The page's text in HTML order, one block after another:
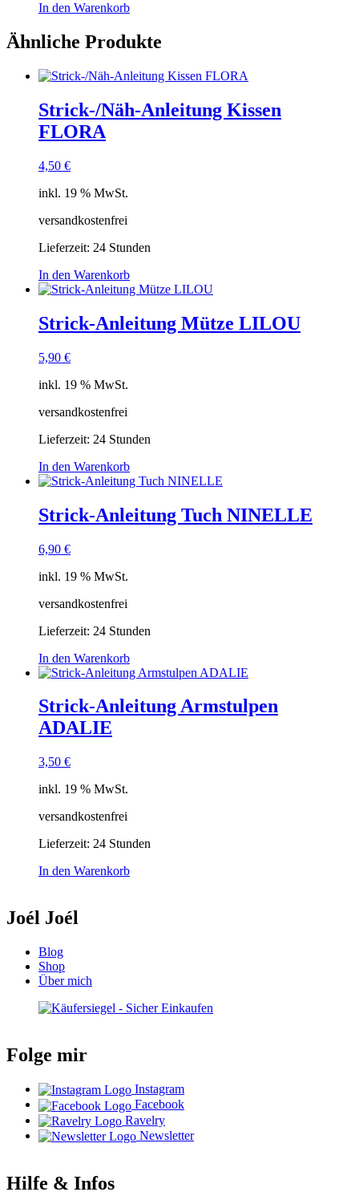
In den Warenkorb
Ähnliche Produkte
Strick-/Näh-Anleitung Kissen
FLORA
4,50 €
inkl. 19 % MwSt.
versandkostenfrei
Lieferzeit: 24 Stunden
In den Warenkorb
Strick-Anleitung Mütze LILOU
5,90 €
inkl. 19 % MwSt.
versandkostenfrei
Lieferzeit: 24 Stunden
In den Warenkorb
Strick-Anleitung Tuch NINELLE
6,90 €
inkl. 19 % MwSt.
versandkostenfrei
Lieferzeit: 24 Stunden
In den Warenkorb
Strick-Anleitung Armstulpen
ADALIE
3,50 €
inkl. 19 % MwSt.
versandkostenfrei
Lieferzeit: 24 Stunden
In den Warenkorb
Joél Joél
Blog
Shop
Über mich
Folge mir
Instagram
Facebook
Ravelry
Newsletter
Hilfe & Infos